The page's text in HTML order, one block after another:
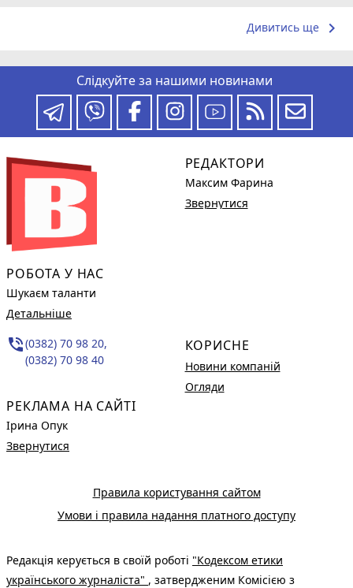
Дивитись ще keyboard_arrow_right
Слідкуйте за нашими новинами
РОБОТА У НАС
Шукаєм таланти
Детальніше
phone_in_talk(0382) 70 98 20,
(0382) 70 98 40
РЕКЛАМА НА САЙТІ
Ірина Опук
Звернутися
РЕДАКТОРИ
Максим Фарина
Звернутися
КОРИСНЕ
Новини компаній
Огляди
Правила користування сайтом
Умови і правила надання платного доступу
Редакція керується в своїй роботі "Кодексом етики
українського журналіста" , затвердженим Комісією з